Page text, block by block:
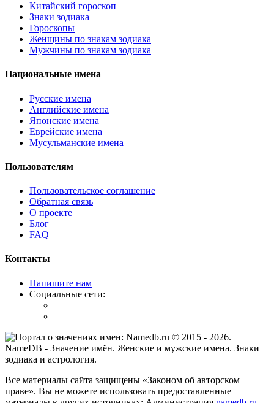
Китайский гороскоп
Знаки зодиака
Гороскопы
Женщины по знакам зодиака
Мужчины по знакам зодиака
Национальные имена
Русские имена
Английские имена
Японские имена
Еврейские имена
Мусульманские имена
Пользователям
Пользовательское соглашение
Обратная связь
О проекте
Блог
FAQ
Контакты
Напишите нам
Социальные сети:
© 2015 - 2026.
NameDB - Значение имён. Женские и мужские имена. Знаки
зодиака и астрология.
Все материалы сайта защищены «Законом об авторском
праве». Вы не можете использовать предоставленные